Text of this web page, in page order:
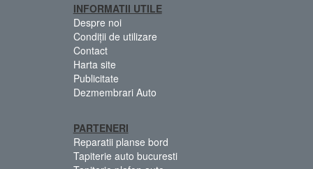
INFORMATII UTILE
Despre noi
Condiții de utilizare
Contact
Harta site
Publicitate
Dezmembrari Auto
PARTENERI
Reparatii planse bord
Tapiterie auto bucuresti